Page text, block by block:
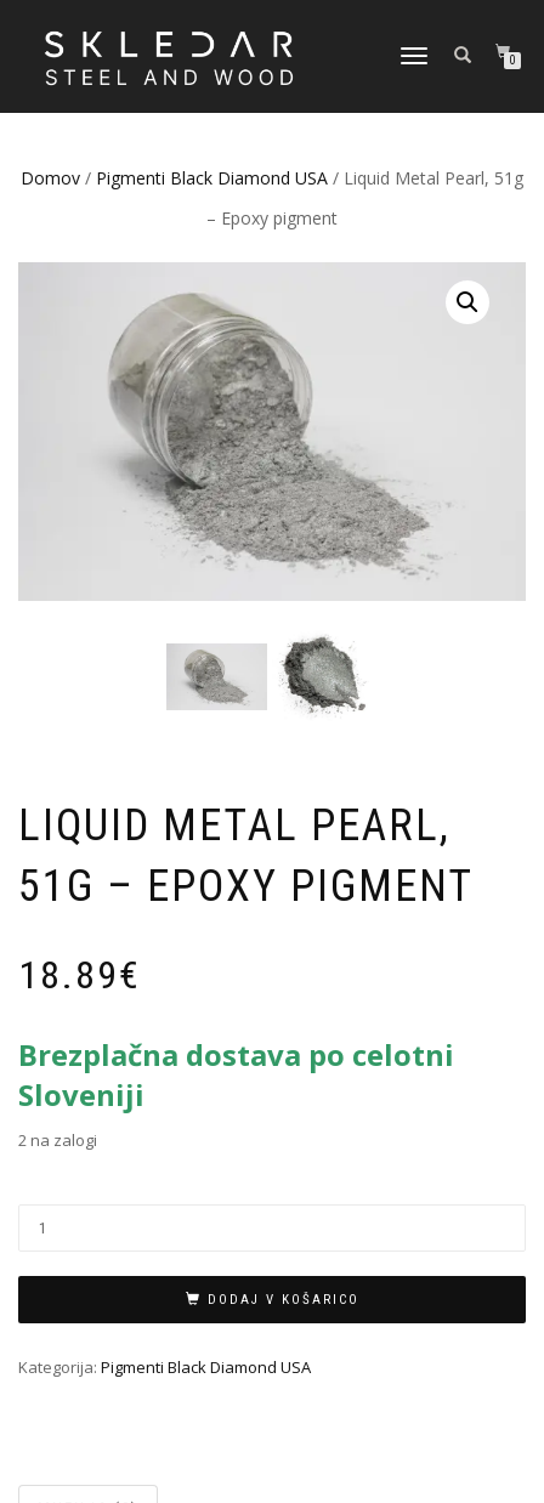
VKLOPI/IZKLOPI
0
Domov / Pigmenti Black Diamond USA / Liquid Metal Pearl, 51g
– Epoxy pigment
LIQUID METAL PEARL,
51G – EPOXY PIGMENT
18.89€
Brezplačna dostava po celotni
Sloveniji
2 na zalogi
DODAJ V KOŠARICO
Kategorija: Pigmenti Black Diamond USA